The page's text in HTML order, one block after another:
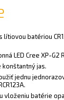
lítiovou batériou
LED Cree XP-
jas.
jednu
vloženiu batérie